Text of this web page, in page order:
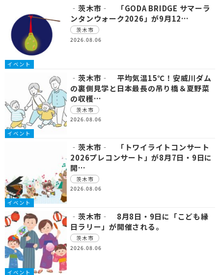
イベント
‐茨木市‐ 「GODA BRIDGE サマーラ
ンタンウォーク2026」が9月12…
茨木市
2026.08.06
イベント
‐茨木市‐ 平均気温15℃！安威川ダム
の裏側見学と日本最長の吊り橋＆夏野菜
の収穫…
茨木市
2026.08.06
イベント
‐茨木市‐ 「トワイライトコンサート
2026プレコンサート」が8月7日・9日に
開…
茨木市
2026.08.06
イベント
‐茨木市‐ 8月8日・9日に「こども縁
日ラリー」が開催される。
茨木市
2026.08.06